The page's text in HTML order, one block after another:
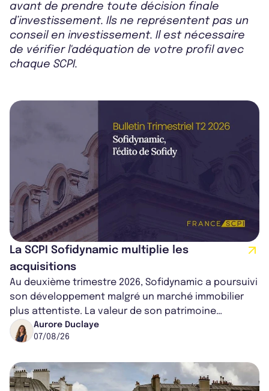
avant de prendre toute décision finale
d’investissement. Ils ne représentent pas un
conseil en investissement. Il est nécessaire
de vérifier l'adéquation de votre profil avec
chaque SCPI.
La SCPI Sofidynamic multiplie les
acquisitions
Au deuxième trimestre 2026, Sofidynamic a poursuivi
son développement malgré un marché immobilier
plus attentiste. La valeur de son patrimoine
progresse de 3,8% à périmètre constan...
Aurore Duclaye
07/08/26